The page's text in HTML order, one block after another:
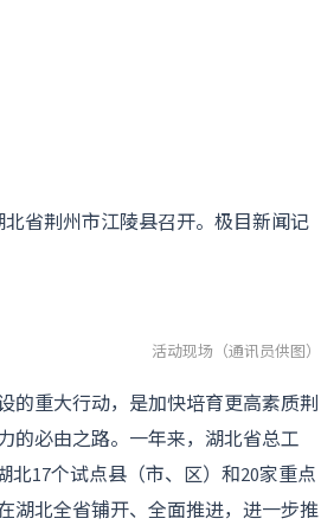
省荆州市江陵县召开。极目新闻记
活动现场（通讯员供图）
的重大行动，是加快培育更高素质荆
的必由之路。一年来，湖北省总工
17个试点县（市、区）和20家重点
湖北全省铺开、全面推进，进一步推